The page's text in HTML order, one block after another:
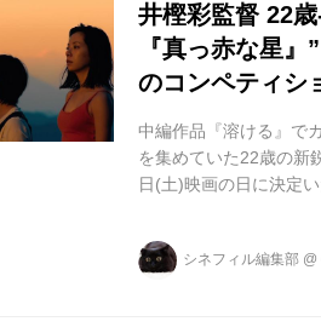
井樫彩監督 22
『真っ赤な星
のコンペティシ
中編作品『溶ける』で
を集めていた22歳の新
日(土)映画の日に決定
た。 英国で開催され
クエンティン・タラン
シネフィル編集部 @